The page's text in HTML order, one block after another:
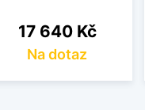
Cena
17 640 Kč
Na dotaz